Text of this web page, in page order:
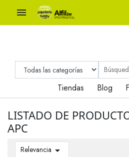

Tiendas Blog
LISTADO DE
APC
Relevancia 